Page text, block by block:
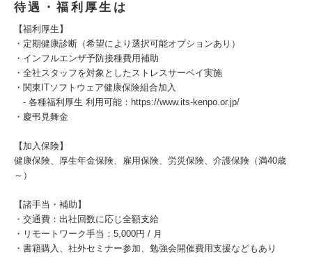
待遇・福利厚生は
【福利厚生】
・定期健康診断（希望により選択可能オプションあり）
・インフルエンザ予防接種費用補助
・全社スタッフを対象としたストレスサーベイ実施
・関東ITソフトウェア健康保険組合加入
- 各種福利厚生 利用可能：https://www.its-kenpo.or.jp/
・慶弔見舞金
【加入保険】
健康保険、厚生年金保険、雇用保険、労災保険、介護保険（満40歳
～）
【諸手当・補助】
・交通費：出社回数に応じ全額支給
・リモートワーク手当：5,000円 / 月
・書籍購入、社外セミナー参加、勉強会開催費用支援などもあり